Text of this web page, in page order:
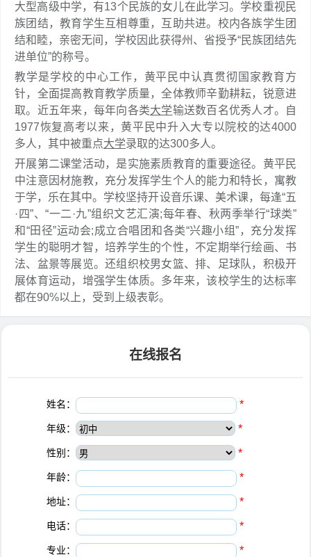
大型高级中学，有13个民族的女儿在此学习。学校重视民
族团结，教育学生互相尊重，互助共进。校内各族学生团
结和睦，亲密无间，学校因此获得州、省授予“民族团结先
进单位”的称号。
教学是学校的中心工作，黄平民中认真贯彻国家教育方
针，全面提高教育教学质量，全体教师辛勤耕耘，锐意进
取。近五年来，每年向各类大学输送数百名优秀人才。自
1977恢复高考以来，黄平民中升入大专以院校的达4000
多人，其中被重点大学录取的达300多人。
开展第二课堂活动，是实施素质教育的重要途径。黄平民
中注意因材施教，充分发挥学生个人的能力和特长，寓教
于学，乐在其中。学校坚持开设音乐课、美术课，每逢“五
·四”、“一二·九”组织文艺汇演;每年春、秋两季举行“球类”
和“田径”运动会;成立合唱团和各类“兴趣小组”，充分发挥
学生的聪明才智，培养学生的个性，不定期举行绘画、书
法、盆景等展览。还组织校男女篮、排、足球队，积极开
展体育运动，增强学生体质。多年来，该校学生的达标率
都在90%以上，受到上级表彰。
在线报名
姓名： *
年级： *
性别： *
年龄： *
地址： *
电话： *
专业： *